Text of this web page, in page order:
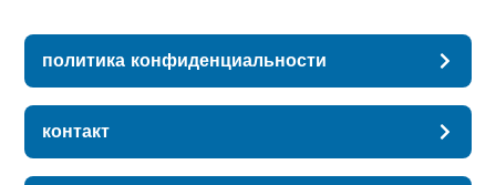
политика конфиденциальности
контакт